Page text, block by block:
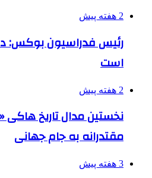
2 هفته پیش
رئیس فدراسیون بوکس:
است
2 هفته پیش
نخستین مدال تاریخ
مقتدرانه به جام جهانی
3 هفته پیش